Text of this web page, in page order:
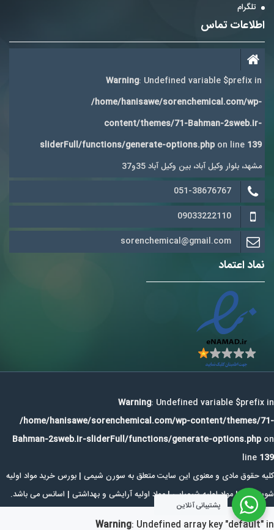
تلگرام
اطلاعات تماس
Warning: Undefined variable $prefix in
/home/hanisawe/sorenchemical.com/wp-
content/themes/71-Bahman-2sweb.ir-
sliderFull/functions/generate-options.php on line 139
مشهد، بلوار وکیل آباد، بین وکیل آباد 35و37
051-38676767
09033222110
sorenchemical@gmail.com
نماد اعتماد
Warning: Undefined variable $prefix in
/home/hanisawe/sorenchemical.com/wp-content/themes/71-
Bahman-2sweb.ir-sliderFull/functions/generate-options.phpon
line 139
کلیه حقوق مادی و معنوی این سایت متعلق به سورن شیمی | بورس خرید مواد اولیه
شوینده ها | مواد اولیه شیمیایی | مواد اولیه آرایشی و بهداشتی | اسانس می باشد.
پشتیبانی آنلاین
Warning: Undefined array key "default" in